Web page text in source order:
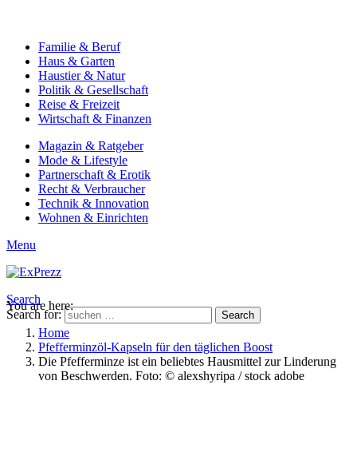
Familie & Beruf
Haus & Garten
Haustier & Natur
Politik & Gesellschaft
Reise & Freizeit
Wirtschaft & Finanzen
Magazin & Ratgeber
Mode & Lifestyle
Partnerschaft & Erotik
Recht & Verbraucher
Technik & Innovation
Wohnen & Einrichten
Menu
Search
Search for:
Search
You are here:
Home
Pfefferminzöl-Kapseln für den täglichen Boost
Die Pfefferminze ist ein beliebtes Hausmittel zur Linderung
von Beschwerden. Foto: © alexshyripa / stock adobe